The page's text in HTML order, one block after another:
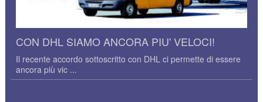
CON DHL SIAMO ANCORA PIU' VELOCI!
Il recente accordo sottoscritto con DHL ci permette di essere
ancora più vic ...